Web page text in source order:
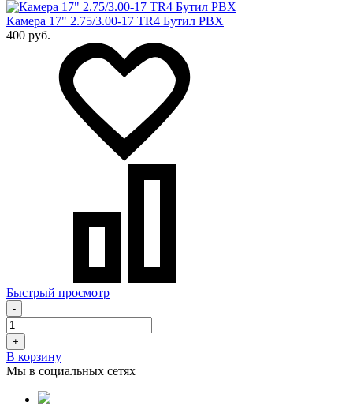
Камера 17" 2.75/3.00-17 TR4 Бутил PBX
400 руб.
Быстрый просмотр
-
+
В корзину
Мы в социальных сетях